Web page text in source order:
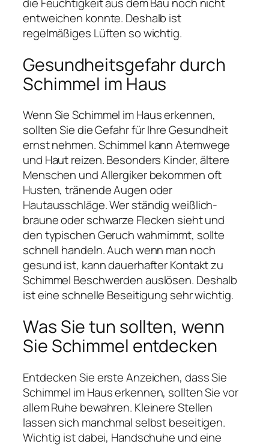
entweichen konnte. Deshalb ist
regelmäßiges Lüften so wichtig.
Gesundheitsgefahr durch
Schimmel im Haus
Wenn Sie Schimmel im Haus erkennen,
sollten Sie die Gefahr für Ihre Gesundheit
ernst nehmen. Schimmel kann Atemwege
und Haut reizen. Besonders Kinder, ältere
Menschen und Allergiker bekommen oft
Husten, tränende Augen oder
Hautausschläge. Wer ständig weißlich-
braune oder schwarze Flecken sieht und
den typischen Geruch wahrnimmt, sollte
schnell handeln. Auch wenn man noch
gesund ist, kann dauerhafter Kontakt zu
Schimmel Beschwerden auslösen. Deshalb
ist eine schnelle Beseitigung sehr wichtig.
Was Sie tun sollten, wenn
Sie Schimmel entdecken
Entdecken Sie erste Anzeichen, dass Sie
Schimmel im Haus erkennen, sollten Sie vor
allem Ruhe bewahren. Kleinere Stellen
lassen sich manchmal selbst beseitigen.
Wichtig ist dabei, Handschuhe und eine